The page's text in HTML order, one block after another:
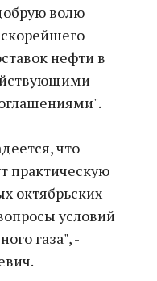
волю
нефти в
что
практическую
октябрьских
условий
газа", -